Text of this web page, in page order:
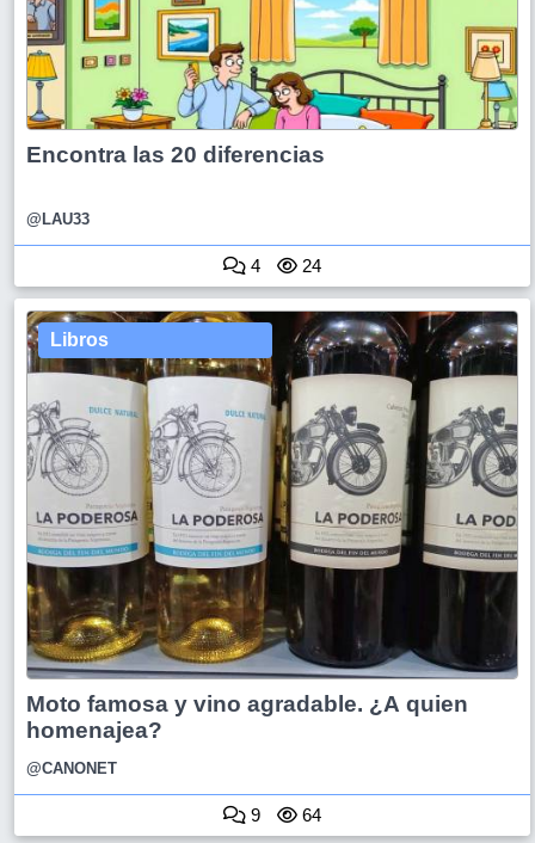
Encontra las 20 diferencias
@LAU33
4 24
Libros
Moto famosa y vino agradable. ¿A quien
homenajea?
@CANONET
9 64